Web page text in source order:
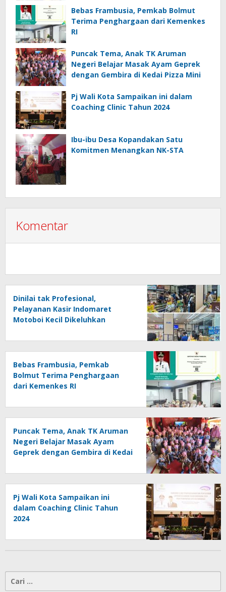
Bebas Frambusia, Pemkab Bolmut
Terima Penghargaan dari Kemenkes
RI
Puncak Tema, Anak TK Aruman
Negeri Belajar Masak Ayam Geprek
dengan Gembira di Kedai Pizza Mini
Pj Wali Kota Sampaikan ini dalam
Coaching Clinic Tahun 2024
Ibu-ibu Desa Kopandakan Satu
Komitmen Menangkan NK-STA
Komentar
Dinilai tak Profesional,
Pelayanan Kasir Indomaret
Motoboi Kecil Dikeluhkan
Bebas Frambusia, Pemkab
Bolmut Terima Penghargaan
dari Kemenkes RI
Puncak Tema, Anak TK Aruman
Negeri Belajar Masak Ayam
Geprek dengan Gembira di Kedai
Pj Wali Kota Sampaikan ini
dalam Coaching Clinic Tahun
2024
untuk: